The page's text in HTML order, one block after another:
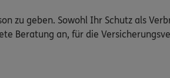
zu geben. Sowohl Ihr Schutz als
Beratung an, für die